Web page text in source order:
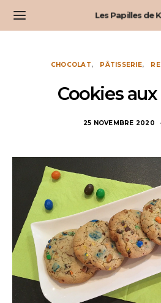
Les Papilles de
CHOCOLAT PÂTISSERIE
Cookies aux
25 NOVEMBRE 2020